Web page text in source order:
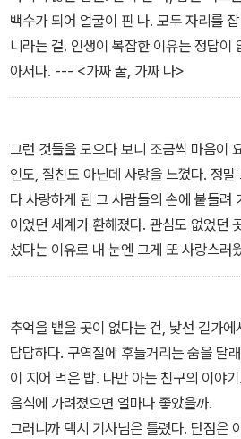
백수가 되어 얼굴이 핀 나. 모두 자리를
니라는 걸. 인생이 복잡한 이유는 정답이
아서다. --- <가짜 꿀, 가짜 나>
그런 것들을 모으다 보니 조금씩 마음이
인도, 절친도 아닌데 사랑을 느꼈다. 정
다 사랑하게 된 그 사람들의 손에 붙들려
이었던 세계가 환해졌다. 관심도 없었던
섰다는 이유로 내 눈엔 그게 또 사랑스러
나? 하는 참이었다. 하지만 척만 해도 됐
이끌어 준 거다. --- <살려는 자, 귀여워‘
추억을 뱉을 곳이 없다는 건, 낯선 길가
답답하다. 구역질에 후들거리는 숨을 달
이 지어 먹은 밥. 나만 아는 친구의 이야
음식에 가려졌으면 얼마나 좋았을까.
그러니까 택시 기사님은 틀렸다. 단점은